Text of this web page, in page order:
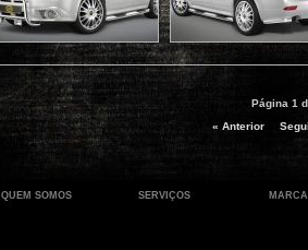
Página 1
« Anterior
QUEM SOMOS SERVIÇOS